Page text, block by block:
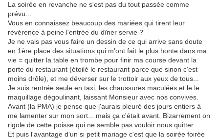
La soirée en revanche ne s'est pas du tout passée comme
prévu...
Vous en connaissez beaucoup des mariées qui tirent leur
révérence à peine l'entrée du dîner servie ?
Je ne vais pas vous faire un dessin de ce qui arrive sans doute
en 1ère place des situations qui m'ont fait le plus honte dans ma
vie = quitter la table en trombe pour finir ma course devant la
porte du restaurant (étoilé le restaurant parce que sinon c'est
moins drôle), et me déverser sur le trottoir aux yeux de tous...
Je suis rentrée seule en taxi, les chaussures maculées et le le
maquillage dégoulinant, laissant Monsieur avec nos convives.
Avant (la PMA) je pense que j'aurais pleuré des jours entiers à
me lamenter sur mon sort... mais ça c'était avant. Bizarrement on
rigole de cette poisse qui ne semble pas vouloir nous quitter.
Et puis l'avantage d'un si petit mariage c'est que la soirée foirée